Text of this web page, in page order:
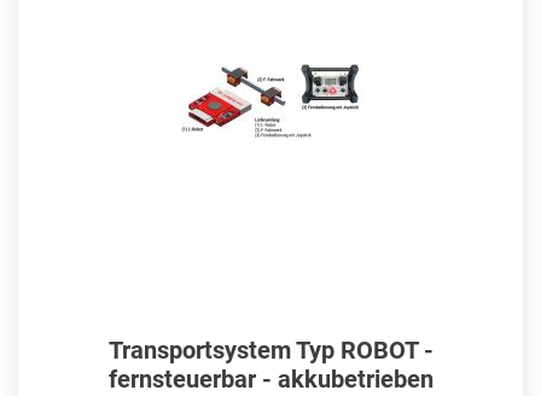
Transportsystem Typ ROBOT -
fernsteuerbar - akkubetrieben